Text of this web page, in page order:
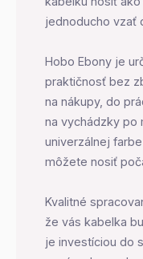
jednoducho vzať
Hobo Ebony je
praktičnosť bez
na nákupy, do
na vychádzky po
univerzálnej
môžete nosiť
Kvalitné
že vás kabelka
je investíciou do